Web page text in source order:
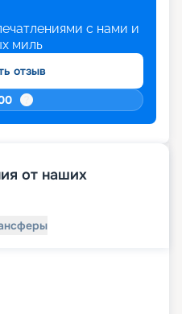
с нами и
миль
отзыв
от наших